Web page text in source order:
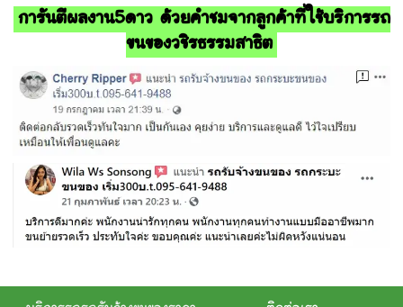
การันตีผลงาน5ดาว ด้วยคำชมจากลูกค้าที่ใช้บริการรถ
ขนของวชิรธรรมสาธิต